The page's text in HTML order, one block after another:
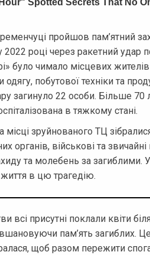
пройшов пам’ятний
2022 році через ракетний
було чимало місцевих
побутової техніки та
загинуло 22 особи. Більше
в тяжкому стані.
місці зруйнованого ТЦ
органів, військові та
та молебень за загиблими.
життя в цю трагедію.
всі присутні поклали квіти
пам’ять загиблих.
щоб разом пережити